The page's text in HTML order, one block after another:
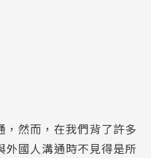
然而，在我們背了許多
國人溝通時不見得是所